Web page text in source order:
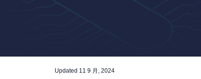
Updated 11 9 月, 2024